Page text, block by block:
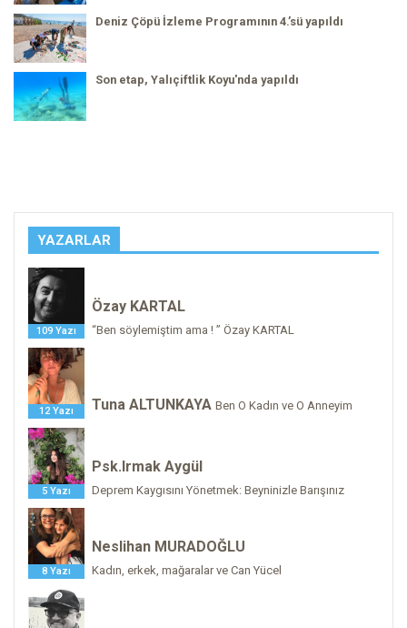
Deniz Çöpü İzleme Programının 4.’sü yapıldı
Son etap, Yalıçiftlik Koyu'nda yapıldı
YAZARLAR
109 Yazı
Özay KARTAL
“Ben söylemiştim ama ! ” Özay KARTAL
12 Yazı Tuna ALTUNKAYA Ben O Kadın ve O Anneyim
5 Yazı
Psk.Irmak Aygül
Deprem Kaygısını Yönetmek: Beyninizle Barışınız
8 Yazı
Neslihan MURADOĞLU
Kadın, erkek, mağaralar ve Can Yücel